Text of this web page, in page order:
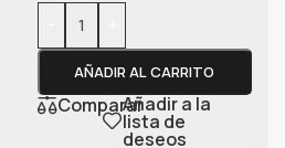
AÑADIR AL CARRITO
CompararAñadir a la
lista de
deseos